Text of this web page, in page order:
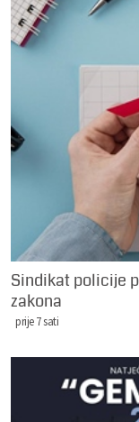
Sindikat policije
zakona
prije 7 sati